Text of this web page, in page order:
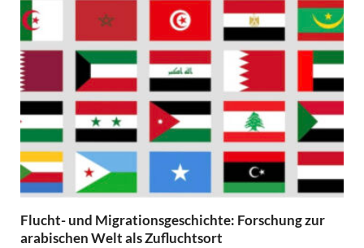
Flucht- und Migrationsgeschichte: Forschung zur
arabischen Welt als Zufluchtsort